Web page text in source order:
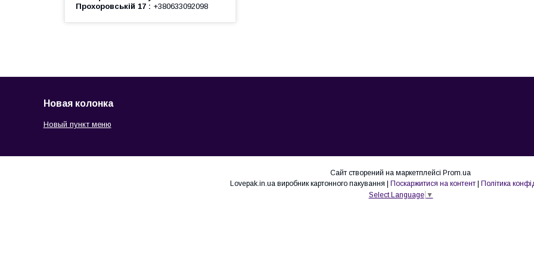
Прохоровській 17
+380633092098
Новая колонка
Новый пункт меню
Сайт створений на маркетплейсі Prom.ua
Lovepak.in.ua виробник картонного пакування | Поскаржитися на контент | Політика
Select Language ▼